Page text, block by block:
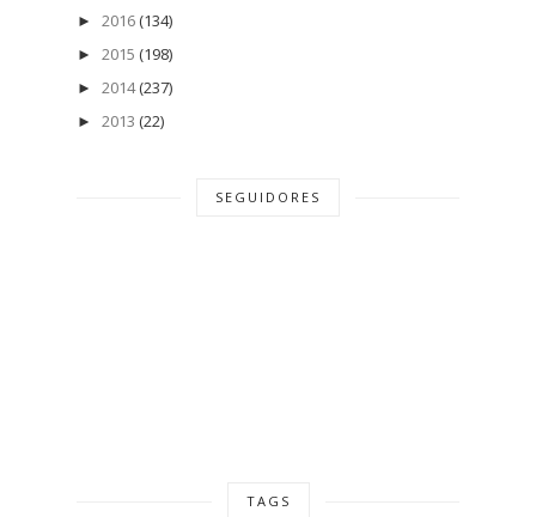
► 2016 (134)
► 2015 (198)
► 2014 (237)
► 2013 (22)
SEGUIDORES
TAGS